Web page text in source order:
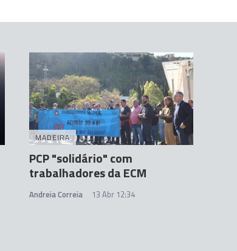
MADEIRA
PCP "solidário" com
trabalhadores da ECM
Andreia Correia 13 Abr 12:34